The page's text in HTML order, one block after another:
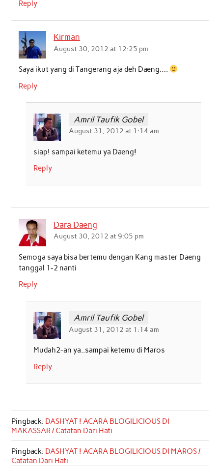
Reply
Kirman
August 30, 2012 at 12:25 pm
Saya ikut yang di Tangerang aja deh Daeng….
Reply
Amril Taufik Gobel
August 31, 2012 at 1:14 am
siap! sampai ketemu ya Daeng!
Reply
Dara Daeng
August 30, 2012 at 9:05 pm
Semoga saya bisa bertemu dengan Kang master Daeng
tanggal 1-2 nanti
Reply
Amril Taufik Gobel
August 31, 2012 at 1:14 am
Mudah2-an ya..sampai ketemu di Maros
Reply
Pingback: DASHYAT ! ACARA BLOGILICIOUS DI
MAKASSAR / Catatan Dari Hati
Pingback: DASHYAT ! ACARA BLOGILICIOUS DI MAROS /
Catatan Dari Hati